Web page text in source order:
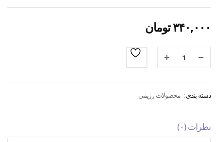
۳۴۰,۰۰۰تومان
دسته بندی : محصولات رژیمی
نظرات (۰)